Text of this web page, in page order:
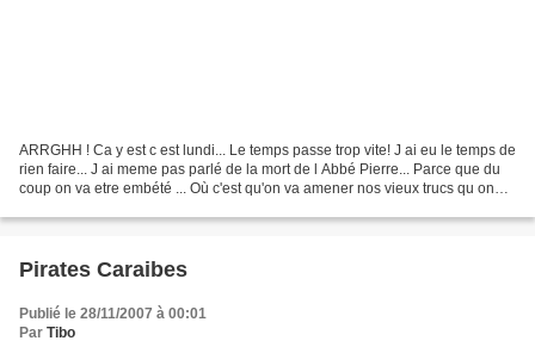
ARRGHH ! Ca y est c est lundi... Le temps passe trop vite! J ai eu le temps de
rien faire... J ai meme pas parlé de la mort de l Abbé Pierre... Parce que du
coup on va etre embété ... Où c'est qu'on va amener nos vieux trucs qu on
Pirates Caraibes
Publié le 28/11/2007 à 00:01
Par Tibo